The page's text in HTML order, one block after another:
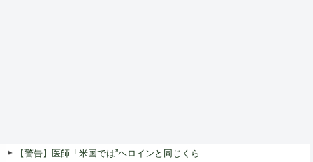
【警告】医師「米国では”ヘロインと同じくら...